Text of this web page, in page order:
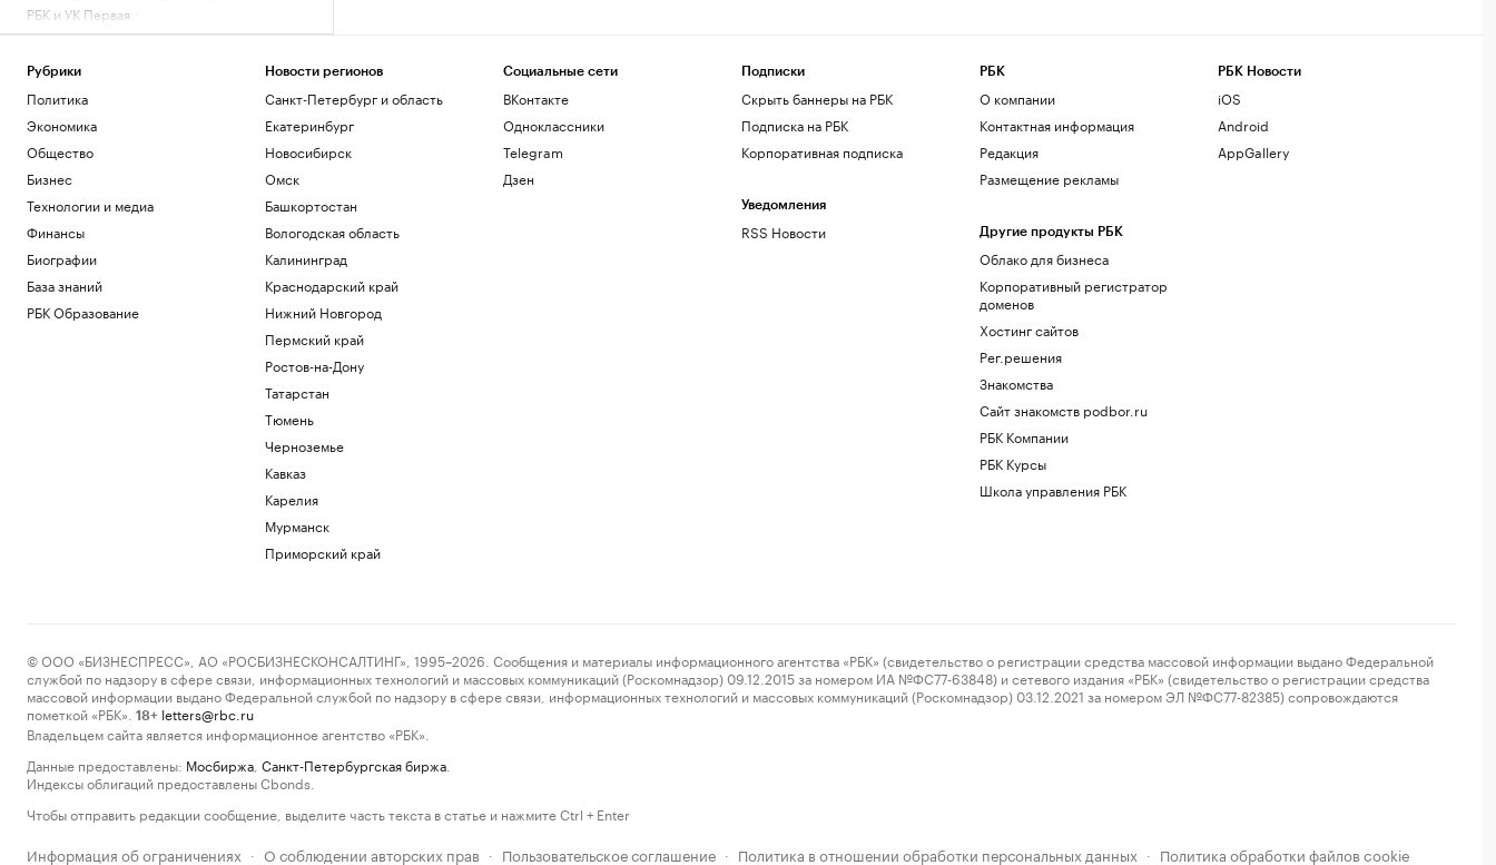
РБК и УК Первая
Матвиенко предупредила о мерах
Армении
Политика
Wildberries объявил о новых мерах
поддержки продавцов
Бизнес
Рубрики
Политика
Экономика
Общество
Бизнес
Технологии и медиа
Финансы
Биографии
База знаний
РБК Образование
Новости регионов
Санкт-Петербург и область
Екатеринбург
Новосибирск
Омск
Башкортостан
Вологодская область
Калининград
Краснодарский край
Нижний Новгород
Пермский край
Ростов-на-Дону
Татарстан
Тюмень
Черноземье
Кавказ
Карелия
Мурманск
Приморский край
Социальные сети
ВКонтакте
Одноклассники
Telegram
Дзен
Подписки
Скрыть баннеры на РБК
Подписка на РБК
Корпоративная подписка
Уведомления
RSS Новости
РБК
О компании
Контактная информация
Редакция
Размещение рекламы
Другие продукты РБК
Облако для бизнеса
Корпоративный регистратор
доменов
Хостинг сайтов
Рег.решения
Знакомства
Сайт знакомств podbor.ru
РБК Компании
РБК Курсы
Школа управления РБК
РБК Новости
iOS
Android
AppGallery
© ООО «БИЗНЕСПРЕСС», АО «РОСБИЗНЕСКОНСАЛТИНГ», 1995–2026. Сообщения и материалы информационного агентства «РБК» (свидетельство о регистрации средства массовой информации выдано Федеральной
службой по надзору в сфере связи, информационных технологий и массовых коммуникаций (Роскомнадзор) 09.12.2015 за номером ИА №ФС77-63848) и сетевого издания «РБК» (свидетельство о регистрации средства
массовой информации выдано Федеральной службой по надзору в сфере связи, информационных технологий и массовых коммуникаций (Роскомнадзор) 03.12.2021 за номером ЭЛ №ФС77-82385) сопровождаются
пометкой «РБК».
18+ letters@rbc.ru
Владельцем сайта является информационное агентство «РБК».
Данные предоставлены: Мосбиржа Санкт-Петербургская биржа
Индексы облигаций предоставлены Cbonds.
Чтобы отправить редакции сообщение, выделите часть текста в статье и нажмите Ctrl + Enter
Информация об ограничениях · О соблюдении авторских прав · Пользовательское соглашение · Политика в отношении обработки персональных данных · Политика обработки файлов cookie